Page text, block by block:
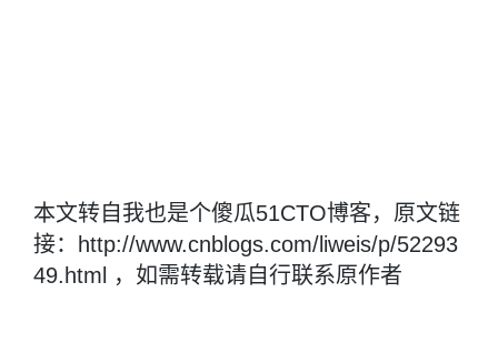
本文转自我也是个傻瓜51CTO博客，原文链
接：http://www.cnblogs.com/liweis/p/52293
49.html
，如需转载请自行联系原作者